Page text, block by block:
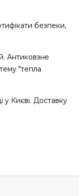
безпеки,
Антиковзне
"тепла
у Києві. Доставку